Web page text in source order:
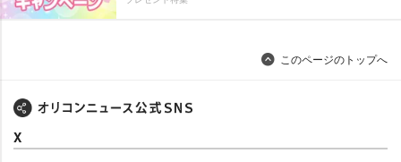
このページのトップへ
X